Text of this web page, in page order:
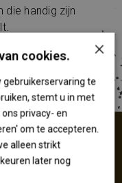
die handig zijn
×
cookies.
gebruikerservaring te
stemt u in met
privacy- en
om te accepteren.
alleen strikt
later nog